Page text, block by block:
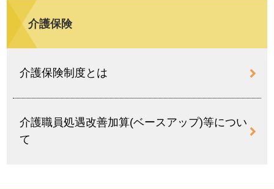
介護保険
介護保険制度とは
介護職員処遇改善加算(ベースアップ)等につい
て